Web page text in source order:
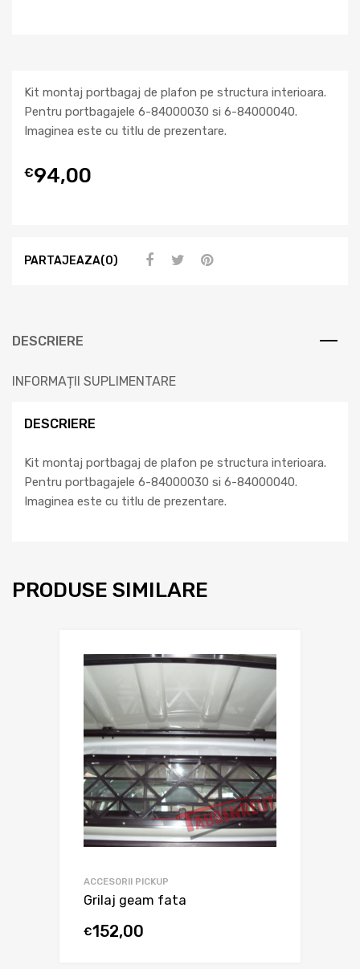
Kit montaj portbagaj de plafon pe structura interioara.
Pentru portbagajele 6-84000030 si 6-84000040.
Imaginea este cu titlu de prezentare.
€94,00
PARTAJEAZA(0)
DESCRIERE
INFORMAȚII SUPLIMENTARE
DESCRIERE
Kit montaj portbagaj de plafon pe structura interioara.
Pentru portbagajele 6-84000030 si 6-84000040.
Imaginea este cu titlu de prezentare.
PRODUSE SIMILARE
ACCESORII PICKUP
Grilaj geam fata
€152,00